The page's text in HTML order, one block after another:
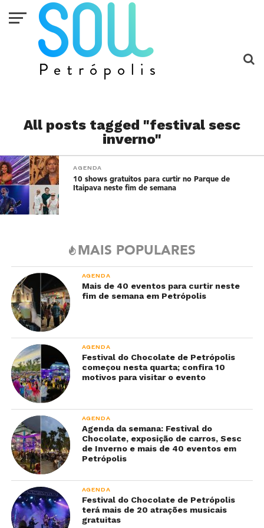
All posts tagged "festival sesc
inverno"
AGENDA
10 shows gratuitos para curtir no Parque de
Itaipava neste fim de semana
MAIS POPULARES
AGENDA
Mais de 40 eventos para curtir neste
fim de semana em Petrópolis
AGENDA
Festival do Chocolate de Petrópolis
começou nesta quarta; confira 10
motivos para visitar o evento
AGENDA
Agenda da semana: Festival do
Chocolate, exposição de carros, Sesc
de Inverno e mais de 40 eventos em
Petrópolis
AGENDA
Festival do Chocolate de Petrópolis
terá mais de 20 atrações musicais
gratuitas